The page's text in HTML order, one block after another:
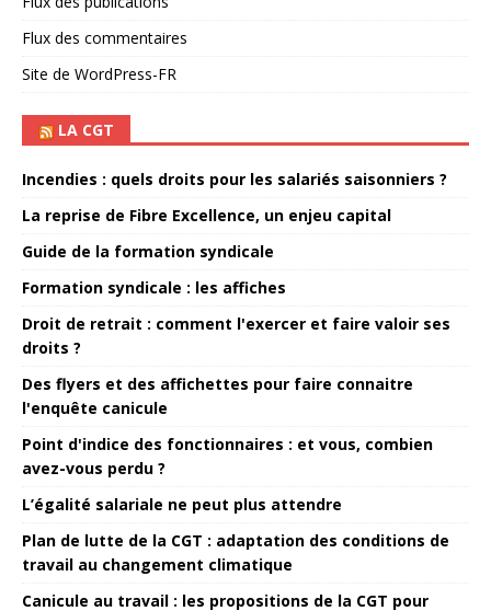
Flux des commentaires
Site de WordPress-FR
LA CGT
Incendies : quels droits pour les salariés saisonniers ?
La reprise de Fibre Excellence, un enjeu capital
Guide de la formation syndicale
Formation syndicale : les affiches
Droit de retrait : comment l'exercer et faire valoir ses
droits ?
Des flyers et des affichettes pour faire connaitre
l'enquête canicule
Point d'indice des fonctionnaires : et vous, combien
avez-vous perdu ?
L’égalité salariale ne peut plus attendre
Plan de lutte de la CGT : adaptation des conditions de
travail au changement climatique
Canicule au travail : les propositions de la CGT pour